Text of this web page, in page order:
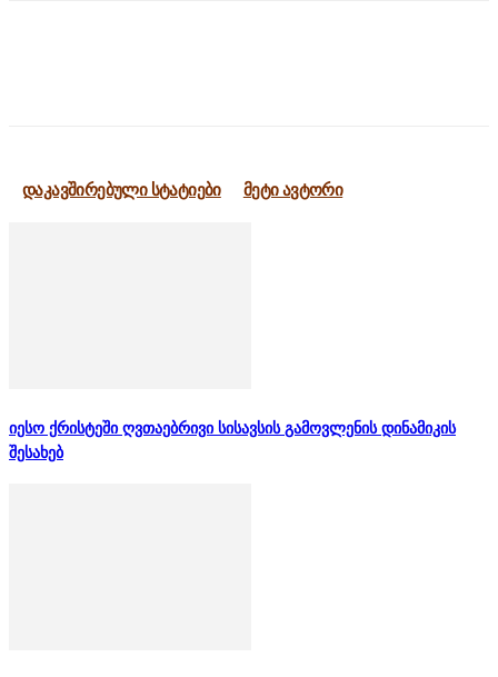
დაკავშირებული სტატიები მეტი ავტორი
იესო ქრისტეში ღვთაებრივი სისავსის გამოვლენის დინამიკის
შესახებ